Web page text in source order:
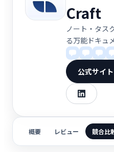
Craft
ノート・タス
る万能ドキュ
公式サイト
概要 レビュー 競合比